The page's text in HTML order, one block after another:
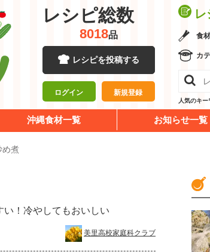
レシピ総数
8018品
レシピを投稿する
ログイン 新規登録
食
カ
人気のキー
沖縄食材一覧 お知らせ一覧
め煮
い！冷やしてもおいしい
美里高校家庭科クラブ